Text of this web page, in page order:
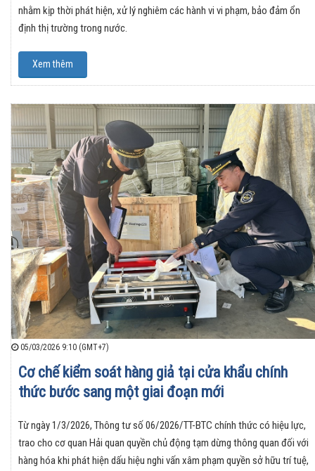
nhằm kịp thời phát hiện, xử lý nghiêm các hành vi vi phạm, bảo đảm ổn
định thị trường trong nước.
Xem thêm
05/03/2026 9:10 (GMT+7)
Cơ chế kiểm soát hàng giả tại cửa khẩu chính
thức bước sang một giai đoạn mới
Từ ngày 1/3/2026, Thông tư số 06/2026/TT-BTC chính thức có hiệu lực,
trao cho cơ quan Hải quan quyền chủ động tạm dừng thông quan đối với
hàng hóa khi phát hiện dấu hiệu nghi vấn xâm phạm quyền sở hữu trí tuệ,